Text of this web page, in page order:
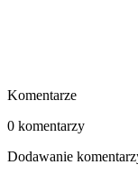
Komentarze
0 komentarzy
Dodawanie